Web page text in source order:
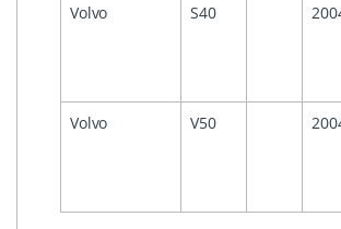
Volvo
S40
Volvo
V50